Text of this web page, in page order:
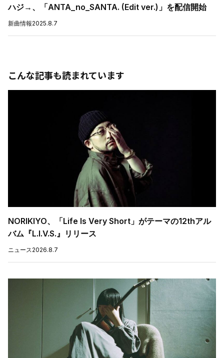
ハジ→、「ANTA_no_SANTA. (Edit ver.)」を配信開始
新曲情報2025.8.7
こんな記事も読まれています
NORIKIYO、「Life Is Very Short」がテーマの12thアル
バム『L.I.V.S.』リリース
ニュース2026.8.7